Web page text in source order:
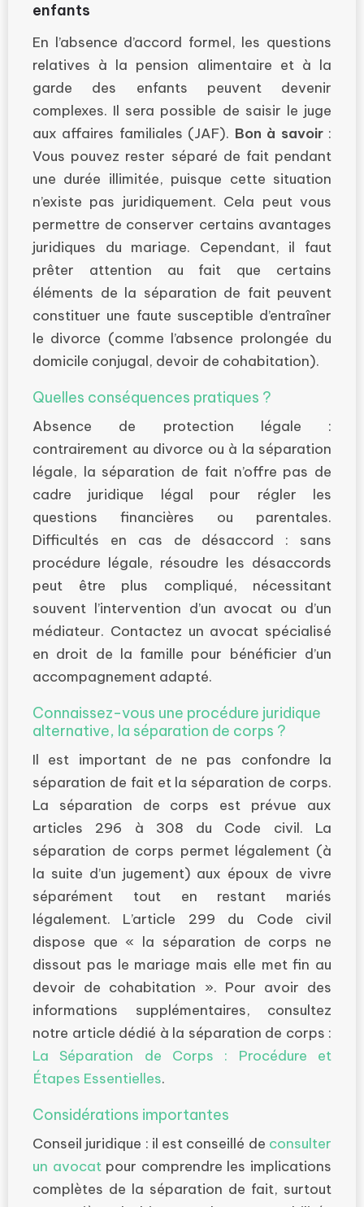
enfants
En l’absence d’accord formel, les questions
relatives à la pension alimentaire et à la
garde des enfants peuvent devenir
complexes. Il sera possible de saisir le juge
aux affaires familiales (JAF). Bon à savoir :
Vous pouvez rester séparé de fait pendant
une durée illimitée, puisque cette situation
n’existe pas juridiquement. Cela peut vous
permettre de conserver certains avantages
juridiques du mariage. Cependant, il faut
prêter attention au fait que certains
éléments de la séparation de fait peuvent
constituer une faute susceptible d’entraîner
le divorce (comme l’absence prolongée du
domicile conjugal, devoir de cohabitation).
Quelles conséquences pratiques ?
Absence de protection légale :
contrairement au divorce ou à la séparation
légale, la séparation de fait n’offre pas de
cadre juridique légal pour régler les
questions financières ou parentales.
Difficultés en cas de désaccord : sans
procédure légale, résoudre les désaccords
peut être plus compliqué, nécessitant
souvent l’intervention d’un avocat ou d’un
médiateur. Contactez un avocat spécialisé
en droit de la famille pour bénéficier d’un
accompagnement adapté.
Connaissez-vous une procédure juridique
alternative, la séparation de corps ?
Il est important de ne pas confondre la
séparation de fait et la séparation de corps.
La séparation de corps est prévue aux
articles 296 à 308 du Code civil. La
séparation de corps permet légalement (à
la suite d’un jugement) aux époux de vivre
séparément tout en restant mariés
légalement. L’article 299 du Code civil
dispose que « la séparation de corps ne
dissout pas le mariage mais elle met fin au
devoir de cohabitation ». Pour avoir des
informations supplémentaires, consultez
notre article dédié à la séparation de corps :
La Séparation de Corps : Procédure et
Étapes Essentielles.
Considérations importantes
Conseil juridique : il est conseillé de consulter
un avocatpour comprendre les implications
complètes de la séparation de fait, surtout